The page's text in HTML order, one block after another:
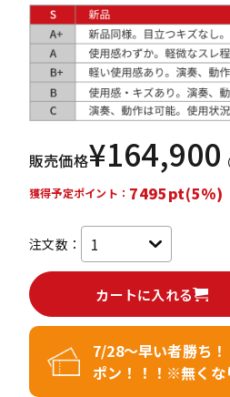
その他楽器
レコーディン
グ機器
販売価格¥164,900
獲得予定ポイント： 7495pt(5%)
注文数：
カートに入れる
7/28～早い者勝ち
ポン！！！※無くな